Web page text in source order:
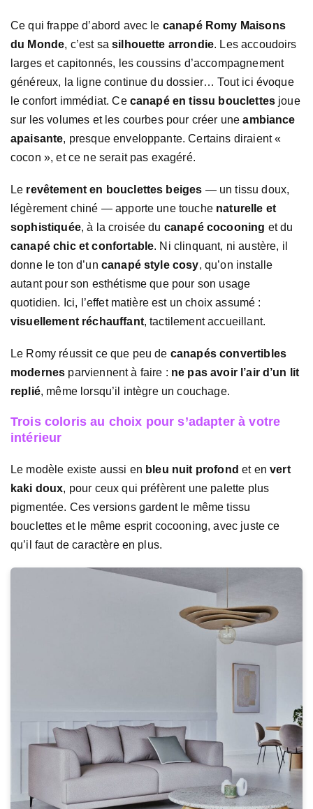
Ce qui frappe d’abord avec le canapé Romy Maisons
du Monde, c’est sasilhouette arrondie. Les accoudoirs
larges et capitonnés, les coussins d’accompagnement
généreux, la ligne continue du dossier… Tout ici évoque
le confort immédiat. Ce canapé en tissu bouclettes joue
sur les volumes et les courbes pour créer uneambiance
apaisante, presque enveloppante. Certains diraient «
cocon », et ce ne serait pas exagéré.
Le revêtement en bouclettes beiges — un tissu doux,
légèrement chiné — apporte une touche naturelle et
sophistiquée, à la croisée du canapé cocooning et du
canapé chic et confortable. Ni clinquant, ni austère, il
donne le ton d’un canapé style cosy, qu’on installe
autant pour son esthétisme que pour son usage
quotidien. Ici, l’effet matière est un choix assumé :
visuellement réchauffant, tactilement accueillant.
Le Romy réussit ce que peu de canapés convertibles
modernes parviennent à faire : ne pas avoir l’air d’un lit
replié, même lorsqu’il intègre un couchage.
Trois coloris au choix pour s’adapter à votre
intérieur
Le modèle existe aussi en bleu nuit profond et envert
kaki doux, pour ceux qui préfèrent une palette plus
pigmentée. Ces versions gardent le même tissu
bouclettes et le même esprit cocooning, avec juste ce
qu’il faut de caractère en plus.